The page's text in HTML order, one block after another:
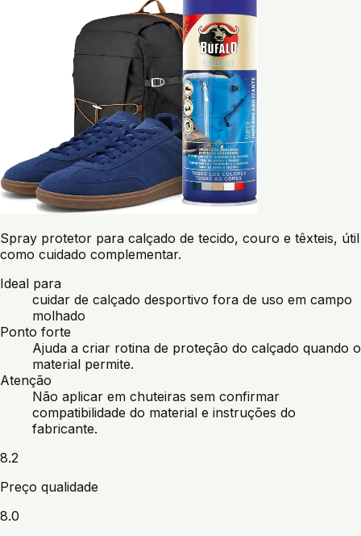
Spray protetor para calçado de tecido, couro e têxteis, útil
como cuidado complementar.
Ideal para
cuidar de calçado desportivo fora de uso em campo
molhado
Ponto forte
Ajuda a criar rotina de proteção do calçado quando o
material permite.
Atenção
Não aplicar em chuteiras sem confirmar
compatibilidade do material e instruções do
fabricante.
8.2
Preço qualidade
8.0